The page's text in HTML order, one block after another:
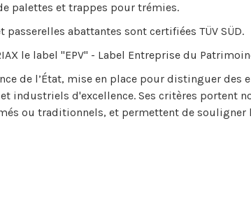
palettes et trappes pour trémies.
abattantes sont certifiées TÜV SÜD.
le label "EPV" - Label Entreprise du
de l’État, mise en place pour distinguer des
industriels d'excellence. Ses critères portent
ou traditionnels, et permettent de souligner